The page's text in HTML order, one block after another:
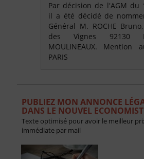
Par décision de l'AGM du
il a été décidé de
Général M. ROCHE
des Vignes 92130
MOULINEAUX. Mention
PARIS
PUBLIEZ MON ANNONCE
DANS LE NOUVEL
Texte optimisé pour avoir le meilleur
immédiate par mail